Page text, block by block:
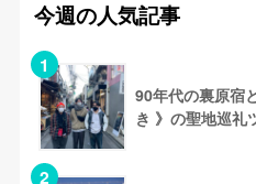
今週の人気記事
90年代の裏原宿
き 》の聖地巡礼